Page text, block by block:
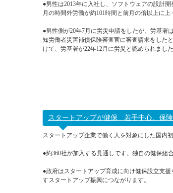
●男性は2013年に入社し、ソフトウェアの設計
月の時間外労働が約101時間と前月の倍以上に
●男性側が20年7月に労災申請をしたが、労基署
知労働者災害補償保険審査官に審査請求をした
けて、労基署が22年12月に労災と認められました
スタートアップが健保 若手中心、保
スタートアップ企業で働く人を対象にした国内
●約360社が加入する見通しです。独自の健保組
●政府はスタートアップ育成に向け健保設立支
すスタートアップ振興につながります。